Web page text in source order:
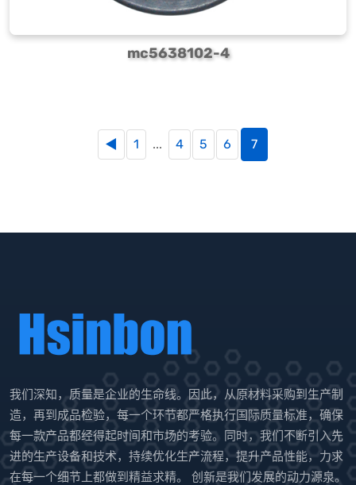
mc5638102-4
◀ 1 ... 4 5 6 7
我们深知，质量是企业的生命线。因此，从原材料采购到生产制
造，再到成品检验，每一个环节都严格执行国际质量标准，确保
每一款产品都经得起时间和市场的考验。同时，我们不断引入先
进的生产设备和技术，持续优化生产流程，提升产品性能，力求
在每一个细节上都做到精益求精。 创新是我们发展的动力源泉。